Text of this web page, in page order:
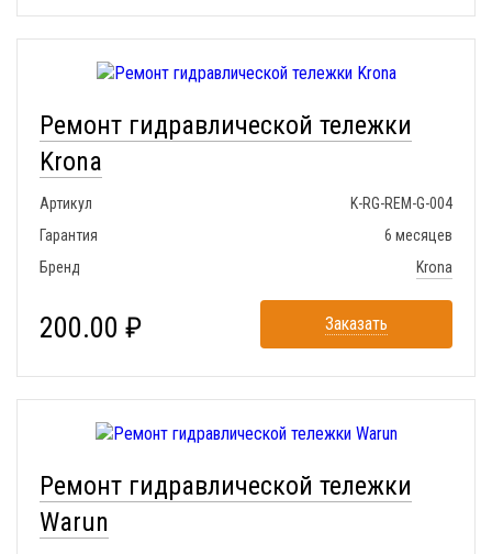
Ремонт гидравлической тележки
Krona
Артикул
K-RG-REM-G-004
Гарантия
6 месяцев
Бренд
Krona
200.00 ₽ Заказать
Ремонт гидравлической тележки
Warun